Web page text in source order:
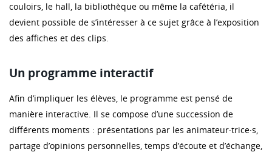
couloirs, le hall, la bibliothèque ou même la cafétéria, il
devient possible de s’intéresser à ce sujet grâce à l’exposition
des affiches et des clips.
Un programme interactif
Afin d’impliquer les élèves, le programme est pensé de
manière interactive. Il se compose d’une succession de
différents moments : présentations par les animateur·trice·s,
partage d’opinions personnelles, temps d’écoute et d’échange,